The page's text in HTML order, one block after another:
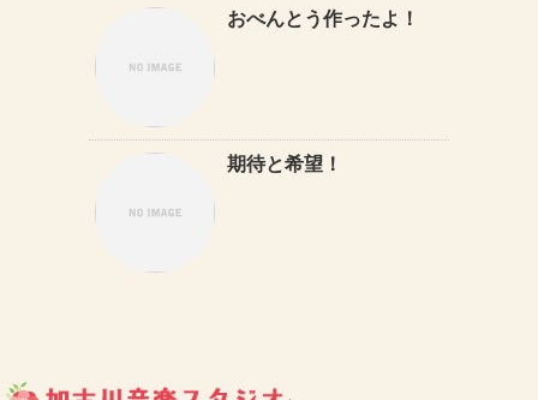
おべんとう作ったよ！
期待と希望！